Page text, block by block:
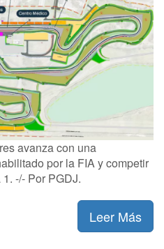
avanza con una
por la FIA y competir
-/- Por PGDJ.
Leer Más